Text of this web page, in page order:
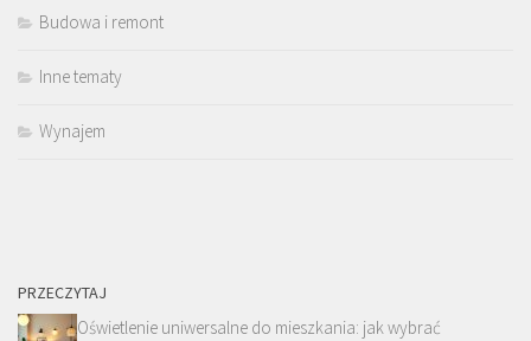
Budowa i remont
Inne tematy
Wynajem
PRZECZYTAJ
Oświetlenie uniwersalne do mieszkania: jak wybrać